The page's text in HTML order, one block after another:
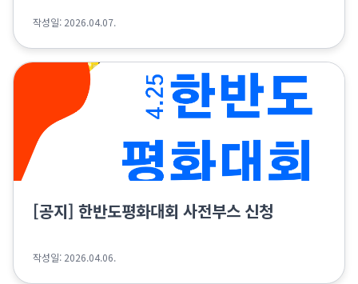
작성일: 2026.04.07.
[공지] 한반도평화대회 사전부스 신청
작성일: 2026.04.06.